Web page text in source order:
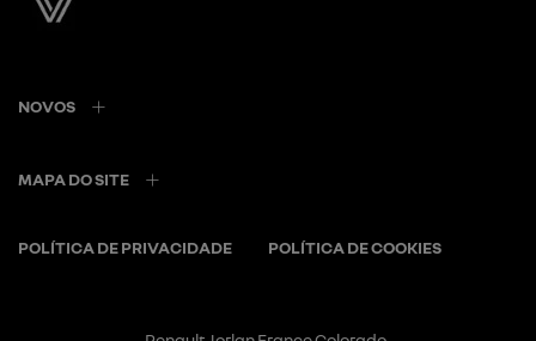
NOVOS
MAPA DO SITE
POLÍTICA DE PRIVACIDADE POLÍTICA DE COOKIES